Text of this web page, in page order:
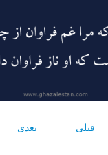
قبلی بعدی